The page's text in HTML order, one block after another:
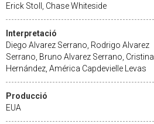
Erick Stoll, Chase Whiteside
Interpretació
Diego Alvarez Serrano, Rodrigo Alvarez
Serrano, Bruno Alvarez Serrano, Cristina
Hernández, América Capdevielle Levas
Producció
EUA